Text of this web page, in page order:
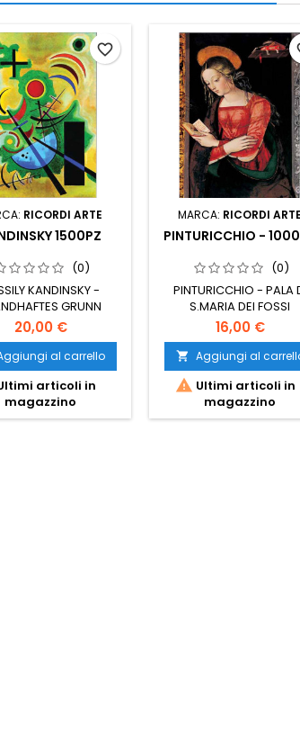
RICORDI ARTE
1500PZ
(0)
KANDINSKY -
GRUNN
20,00 €
al carrello
articoli in
magazzino
favorite_border
MARCA: RICORDI ARTE
PINTURICCHIO -
(0)
PINTURICCHIO - PALA
S.MARIA DEI FOSSI
16,00 €
 Aggiungi al
 Ultimi articoli in
magazzino